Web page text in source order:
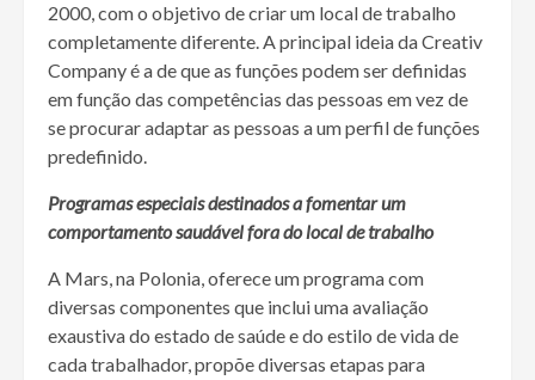
2000, com o objetivo de criar um local de trabalho
completamente diferente. A principal ideia da Creativ
Company é a de que as funções podem ser definidas
em função das competências das pessoas em vez de
se procurar adaptar as pessoas a um perfil de funções
predefinido.
Programas especiais destinados a fomentar um
comportamento saudável fora do local de trabalho
A Mars, na Polonia, oferece um programa com
diversas componentes que inclui uma avaliação
exaustiva do estado de saúde e do estilo de vida de
cada trabalhador, propõe diversas etapas para